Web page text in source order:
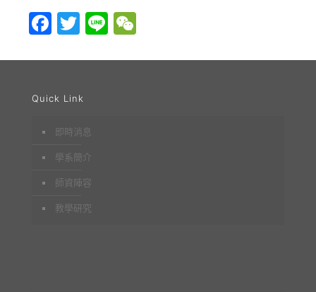
Facebook
Twitter
LineWeChat
Quick Link
即時消息
學系簡介
師資陣容
教學研究